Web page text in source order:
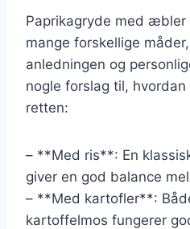
Paprikagryde med æbler
mange forskellige
anledningen og
nogle forslag til,
retten:
– **Med ris**: En
giver en god balance
– **Med kartofler**:
kartoffelmos fungerer